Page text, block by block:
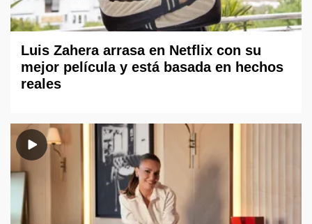
Luis Zahera arrasa en Netflix con su
mejor película y está basada en hechos
reales